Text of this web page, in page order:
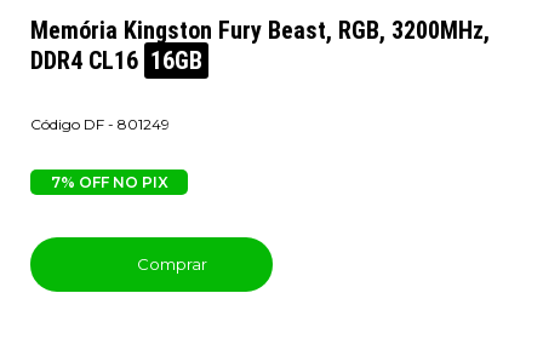
Memória Kingston Fury Beast, RGB, 3200MHz,
DDR4 CL16 16GB
DF - 801249
7% OFF NO PIX
Comprar